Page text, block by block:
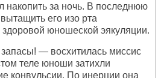
накопить за ночь. В последнюю
его изо рта
юношеской эякуляции.
— восхитилась миссис
теле юноши затихли
конвульсии. По инерции она